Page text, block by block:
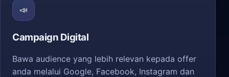
📣
Campaign Digital
Bawa audience yang lebih relevan kepada offer
anda melalui Google, Facebook, Instagram dan